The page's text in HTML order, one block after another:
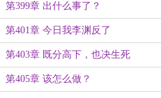
第399章 出什么事了？
第401章 今日我李渊反了
第403章 既分高下，也决生死
第405章 该怎么做？